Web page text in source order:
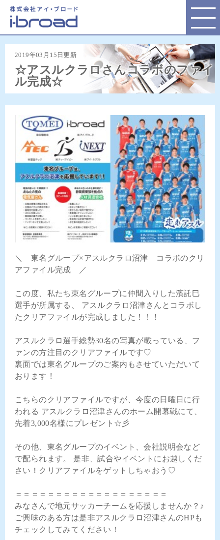
☆アスルクラロさんコラボのファイ
ル完成☆
2019年03月15日更新
＼ 東名グループ×アスルクラロ沼津 コラボのクリ
アファイル完成 ／
この度、私たち東名グループに仲間入りした濱託巳
選手が所属する、 アスルクラロ沼津さんとコラボし
たクリアファイルが完成しました！！！
アスルクラロ選手総勢30名の写真が載っている、フ
ァンの方注目のクリアファイルです♡
裏面では東名グループのご案内もさせていただいて
おります！
こちらのクリアファイルですが、今度の日曜日に行
われる アスルクラロ沼津さんのホーム開幕戦にて、
先着3,000名様にプレゼント☆彡
その他、東名グループのイベント、会社説明会など
で配られます。 是非、試合やイベントにお越しくだ
さい！クリアファイルをゲットしちゃおう♡
＝＝＝＝＝＝＝＝＝＝＝＝＝＝＝＝＝＝＝
みなさんで地元サッカーチームを応援しませんか？♪
ご興味のある方は是非アスルクラロ沼津さんのHPも
チェックしてみてください！